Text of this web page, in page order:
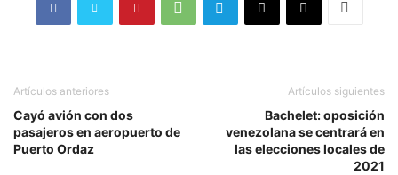
Artículos anteriores
Cayó avión con dos
pasajeros en aeropuerto de
Puerto Ordaz
Artículos siguientes
Bachelet: oposición
venezolana se centrará en
las elecciones locales de
2021